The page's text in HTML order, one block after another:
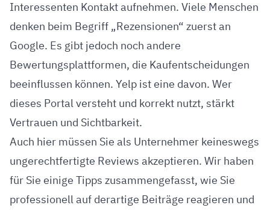
Interessenten Kontakt aufnehmen. Viele Menschen
denken beim Begriff „Rezensionen“ zuerst an
Google. Es gibt jedoch noch andere
Bewertungsplattformen, die Kaufentscheidungen
beeinflussen können. Yelp ist eine davon. Wer
dieses Portal versteht und korrekt nutzt, stärkt
Vertrauen und Sichtbarkeit.
Auch hier müssen Sie als Unternehmer keineswegs
ungerechtfertigte Reviews akzeptieren. Wir haben
für Sie einige Tipps zusammengefasst, wie Sie
professionell auf derartige Beiträge reagieren und